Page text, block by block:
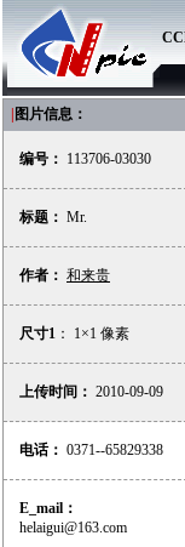
图片信息：
编号： 113706-03030
标题： Mr.
作者： 和来贵
尺寸1 ： 1×1 像素
上传时间： 2010-09-09
电话： 0371--65829338
E_mail：
helaigui@163.com